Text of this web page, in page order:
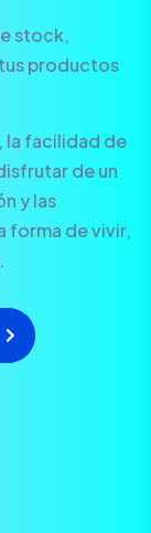
stock,
productos
la facilidad de
de un
y las
forma de vivir,